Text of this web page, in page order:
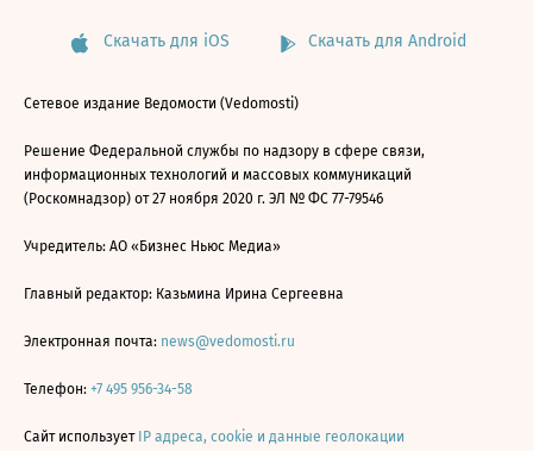
Скачать для iOS Скачать для Android
Сетевое издание Ведомости (Vedomosti)
Решение Федеральной службы по надзору в сфере связи,
информационных технологий и массовых коммуникаций
(Роскомнадзор) от 27 ноября 2020 г. ЭЛ № ФС 77-79546
Учредитель: АО «Бизнес Ньюс Медиа»
Главный редактор: Казьмина Ирина Сергеевна
Электронная почта: news@vedomosti.ru
Телефон: +7 495 956-34-58
Сайт использует IP адреса, cookie и данные геолокации